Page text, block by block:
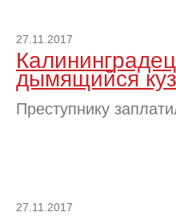
27.11.2017
дымящийся
Преступнику
27.11.2017